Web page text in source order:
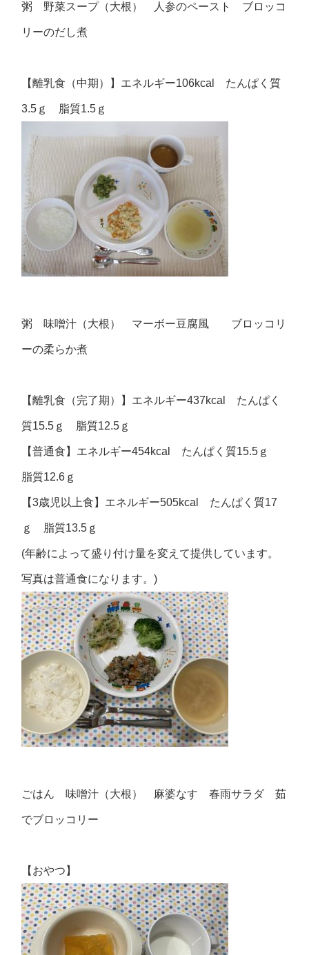
粥 野菜スープ（大根） 人参のペースト ブロッコ
リーのだし煮
【離乳食（中期）】エネルギー106kcal たんぱく質
3.5ｇ 脂質1.5ｇ
粥 味噌汁（大根） マーボー豆腐風 ブロッコリ
ーの柔らか煮
【離乳食（完了期）】エネルギー437kcal たんぱく
質15.5ｇ 脂質12.5ｇ
【普通食】エネルギー454kcal たんぱく質15.5ｇ
脂質12.6ｇ
【3歳児以上食】エネルギー505kcal たんぱく質17
ｇ 脂質13.5ｇ
(年齢によって盛り付け量を変えて提供しています。
写真は普通食になります。)
ごはん 味噌汁（大根） 麻婆なす 春雨サラダ 茹
でブロッコリー
【おやつ】